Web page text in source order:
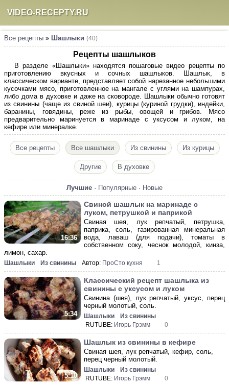
VIDEO-RECEPTY.RU
Все рецепты » Шашлыки (40)
Рецепты шашлыков
В разделе «Шашлыки» находятся пошаговые видео рецепты по
приготовлению вкусных и сочных шашлыков. Шашлык, в
классическом варианте, представляет собой нарезанное небольшими
кусочками мясо, приготовленное на мангале с углями на шампурах,
либо дома в духовке и даже на сковороде. Шашлыки обычно готовят
из свинины (чаще из свиной шеи), курицы (куриной грудки), индейки,
баранины, говядины, реже из рыбы, овощей и грибов. Мясо
предварительно маринуется в маринаде с уксусом и луком, на
кефире или минералке.
Все рецепты Все шашлыки Из свинины Из курицы
Другие В духовке
Лучшие · Популярные · Новые
16:36
Свиной шашлык на маринаде с
луком, петрушкой и паприкой
Свиная шея, лук репчатый, петрушка,
паприка, соль, газированная минеральная
вода, лаваш (для подачи), томаты в
собственном соку, чеснок молодой, кинза,
лимон, сахар.
Шашлыки Из свинины Автор: ПроСто кухня 1
5:34
Классический рецепт шашлыка из
свинины с уксусом и луком
Свинина (шея), лук репчатый, уксус, перец
черный молотый, соль.
Шашлыки
Из свинины
RUTUBE: Игорь Грэмм 0
5:10
Шашлык из свинины в кефире
Свиная шея, лук репчатый, кефир, соль,
перец черный молотый.
Шашлыки
Из свинины
RUTUBE: Игорь Грэмм 0